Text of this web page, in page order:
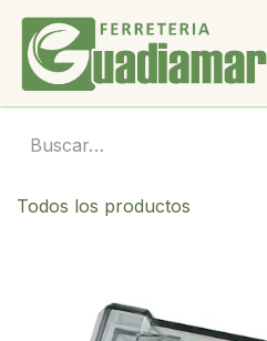
Ir al contenido
Todos los productos